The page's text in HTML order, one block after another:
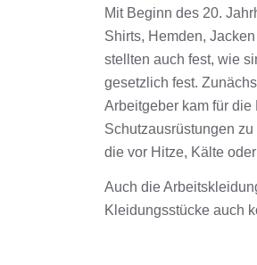
Mit Beginn des 20.
Shirts, Hemden,
stellten auch fest, wie
gesetzlich fest.
Arbeitgeber kam für
Schutzausrüstungen
die vor Hitze, Kälte
Auch die
Kleidungsstücke auch